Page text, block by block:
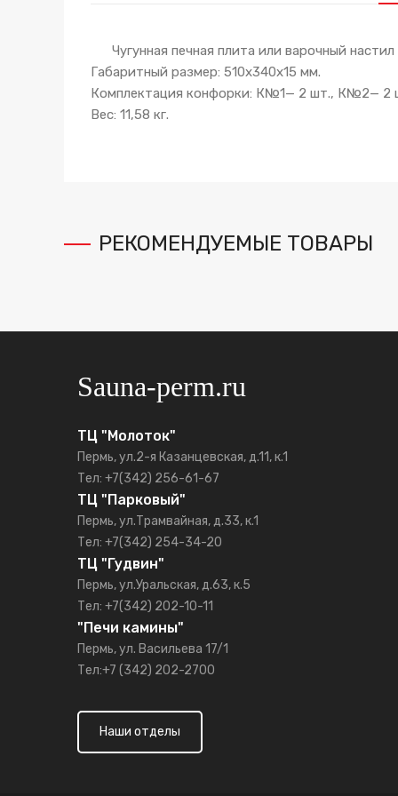
Чугунная печная плита или варочный
Габаритный размер: 510x340x15 мм.
Комплектация конфорки: К№1— 2 шт., К№2— 2
Вес: 11,58 кг.
РЕКОМЕНДУЕМЫЕ ТОВАРЫ
Sauna-perm.ru
ТЦ "Молоток"
Пермь, ул.2-я Казанцевская, д.11, к.1
Тел: +7(342) 256-61-67
ТЦ "Парковый"
Пермь, ул.Трамвайная, д.33, к.1
Тел: +7(342) 254-34-20
ТЦ "Гудвин"
Пермь, ул.Уральская, д.63, к.5
Тел: +7(342) 202-10-11
"Печи камины"
Пермь, ул. Васильева 17/1
Тел:+7 (342) 202-2700
Наши отделы